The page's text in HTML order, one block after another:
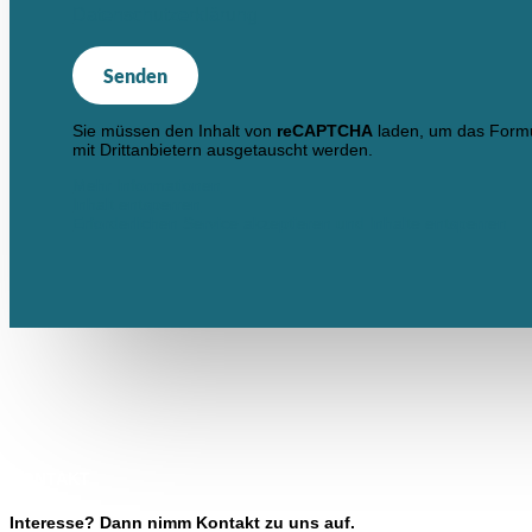
Senden
Sie müssen den Inhalt von reCAPTCHA laden, um das
mit Drittanbietern ausgetauscht werden.
Interesse? Dann nimm Kontakt zu uns auf.